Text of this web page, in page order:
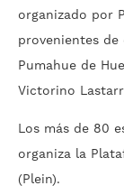
organizado por
provenientes de
Pumahue de
Victorino
Los más de 80
organiza la
(Plein).